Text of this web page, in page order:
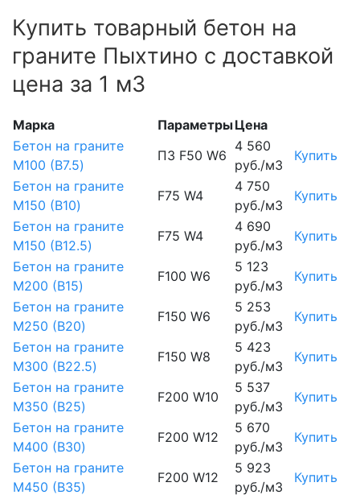
Купить товарный бетон на
граните Пыхтино с доставкой
цена за 1 м3
Марка ПараметрыЦена
Бетон на граните
М100 (B7.5)
П3 F50 W6
4 560
руб./м3
Купить
Бетон на граните
М150 (B10)
F75 W4
4 750
руб./м3
Купить
Бетон на граните
М150 (B12.5)
F75 W4
4 690
руб./м3
Купить
Бетон на граните
М200 (B15)
F100 W6
5 123
руб./м3
Купить
Бетон на граните
М250 (B20)
F150 W6
5 253
руб./м3
Купить
Бетон на граните
М300 (B22.5)
F150 W8
5 423
руб./м3
Купить
Бетон на граните
М350 (B25)
F200 W10
5 537
руб./м3
Купить
Бетон на граните
М400 (B30)
F200 W12
5 670
руб./м3
Купить
Бетон на граните
М450 (B35)
F200 W12
5 923
руб./м3
Купить